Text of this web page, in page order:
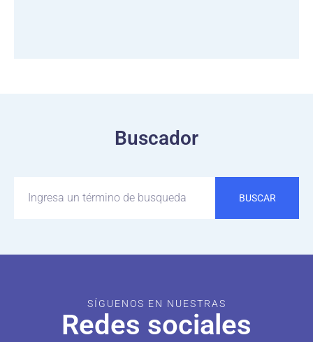
Buscador
BUSCAR
SÍGUENOS EN NUESTRAS
Redes sociales